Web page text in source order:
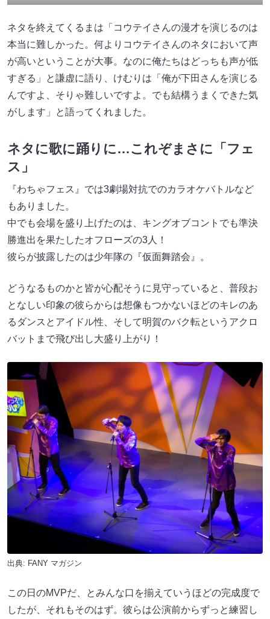
ネタを終えてくるまは「コウテイさんの漫才を演じるのは
本当に難しかった。何よりコウテイさんのネタにおいて声
が高いということが大事。なのに俺たちはどっちも声が低
すぎる」と謙虚に語り、けむりは「俺が下田さんを演じる
んですよ、そりゃ難しいですよ。でも結構うまくできた気
がします」と語ってくれました。
ネタに歌に踊りに…これぞまさに「フェ
ス」
『わちゃフェス』では3劇場対抗でのカラオケバトルなど
もありました。
中でも会場を盛り上げたのは、キングオブコントでも準決
勝進出を果たしたオフローズの3人！
彼らが披露したのは少年隊の『仮面舞踏会』。
どうなるものかと皆が心配そうに見守っていると、普段お
となしい印象の彼らからは想像もつかないほどのキレのあ
るダンスとアイドル性、そして明賀のバク転というアクロ
バットまで飛び出し大盛り上がり！
出典: FANY マガジン
この日のMVPだ、とみんな口を揃えていうほどの完成度で
したが、それもそのはず。彼らは公演前からずっと練習し